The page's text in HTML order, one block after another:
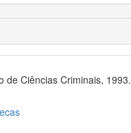
de Ciências Criminais, 1993.